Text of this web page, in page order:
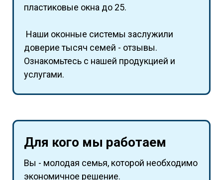
пластиковые окна до 25.
Наши оконные системы заслужили
доверие тысяч семей - отзывы.
Ознакомьтесь с нашей продукцией и
услугами.
Для кого мы работаем
Вы - молодая семья, которой необходимо
экономичное решение.